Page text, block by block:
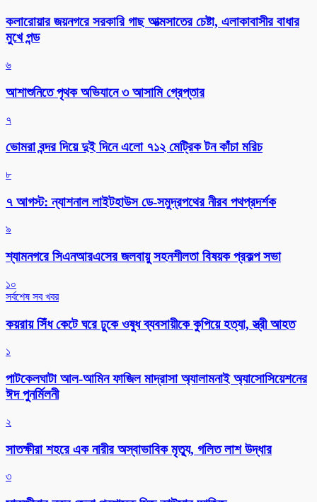
কলারোয়ার জয়নগরে সরকারি গাছ আত্মসাতের চেষ্টা, এলাকাবাসীর বাধার
মুখে পন্ড
৬
আশাশুনিতে পৃথক অভিযানে ৩ আসামি গ্রেপ্তার
৭
ভোমরা বন্দর দিয়ে দুই দিনে এলো ৭১২ মেট্রিক টন কাঁচা মরিচ
৮
৭ আগস্ট: ন্যাশনাল লাইটহাউস ডে-সমুদ্রপথের নীরব পথপ্রদর্শক
৯
শ্যামনগরে সিএনআরএসের জলবায়ু সহনশীলতা বিষয়ক প্রকল্প সভা
১০
সর্বশেষ সব খবর
কয়রায় সিঁধ কেটে ঘরে ঢুকে ওষুধ ব্যবসায়ীকে কুপিয়ে হত্যা, স্ত্রী আহত
১
পাটকেলঘাটা আল-আমিন ফাজিল মাদ্রাসা অ্যালামনাই অ্যাসোসিয়েশনের
ঈদ পুনর্মিলনী
২
সাতক্ষীরা শহরে এক নারীর অস্বাভাবিক মৃত্যু, গলিত লাশ উদ্ধার
৩